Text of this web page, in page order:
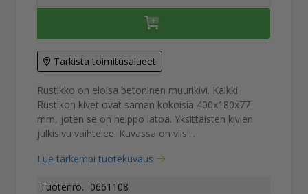
Tarkista toimitusalueet
Rustikko on eloisa betoninen muurikivi. Kaikki
Rustikon kivet ovat saman kokoisia 400x180x77
mm, joten se on helppo latoa. Yksittäisten kivien
julkisivu vaihtelee. Kuvassa on viisi...
Lue tarkempi tuotekuvaus
Tuotenro. 0661108